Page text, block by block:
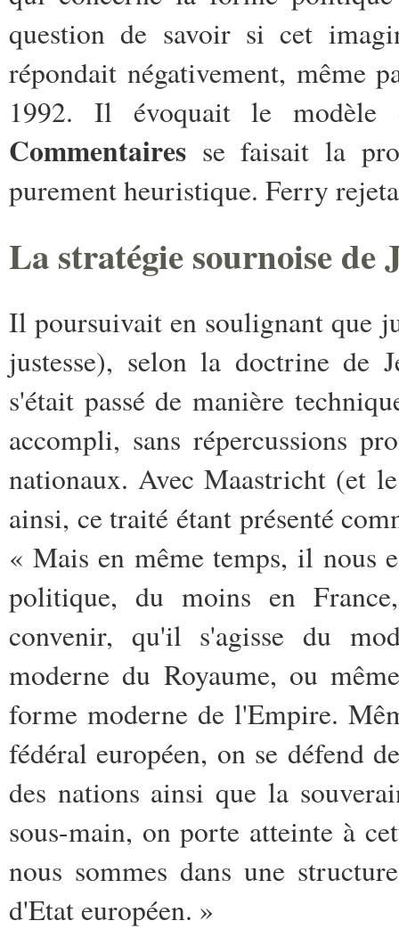
question de savoir si cet
répondait négativement, même
1992. Il évoquait le modèle
Commentaires se faisait la
purement heuristique. Ferry
La stratégie sournoise de
Il poursuivait en soulignant que
justesse), selon la doctrine de
s'était passé de manière
accompli, sans répercussions
nationaux. Avec Maastricht (et
ainsi, ce traité étant présenté
« Mais en même temps, il nous
politique, du moins en
convenir, qu'il s'agisse du
moderne du Royaume, ou
forme moderne de l'Empire.
fédéral européen, on se défend
des nations ainsi que la
sous-main, on porte atteinte à
nous sommes dans une
d'Etat européen. »